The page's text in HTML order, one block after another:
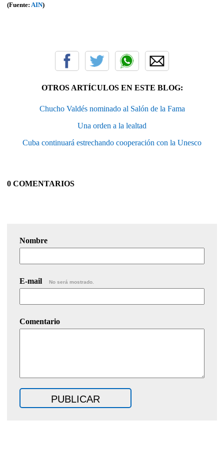
(Fuente: AIN)
OTROS ARTÍCULOS EN ESTE BLOG:
Chucho Valdés nominado al Salón de la Fama
Una orden a la lealtad
Cuba continuará estrechando cooperación con la Unesco
0 COMENTARIOS
Nombre
E-mail No será mostrado.
Comentario